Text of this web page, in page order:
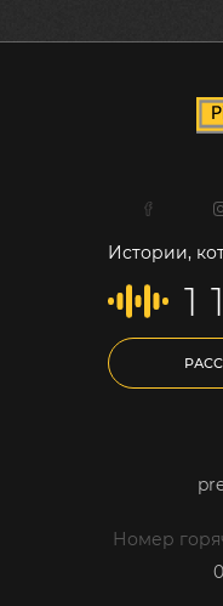
Истории,
1 1
Номер